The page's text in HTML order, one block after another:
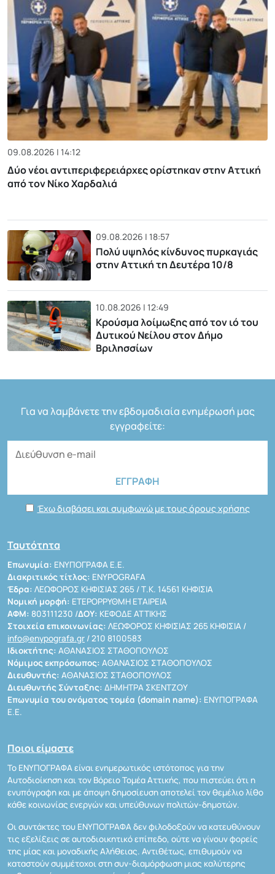
09.08.2026 | 14:12
Δύο νέοι αντιπεριφερειάρχες ορίστηκαν στην Αττική
από τον Νίκο Χαρδαλιά
09.08.2026 | 18:57
Πολύ υψηλός κίνδυνος πυρκαγιάς
στην Αττική τη Δευτέρα 10/8
10.08.2026 | 12:49
Κρούσμα λοίμωξης από τον ιό του
Δυτικού Νείλου στον Δήμο
Βριλησσίων
Για να λαμβάνετε την εβδομαδιαία ενημέρωσή μας
εγγραφείτε:
Έχω διαβάσει και συμφωνώ με τους όρους χρήσης
Ταυτότητα
Επωνυμία: ΕΝΥΠΟΓΡΑΦΑ Ε.Ε.
Διακριτικός τίτλος: ENYPOGRAFA
Έδρα: ΛΕΩΦΟΡΟΣ ΚΗΦΙΣΙΑΣ 265 / Τ.Κ. 14561 ΚΗΦΙΣΙΑ
Νομική μορφή: ΕΤΕΡΟΡΡΥΘΜΗ ΕΤΑΙΡΕΙΑ
ΑΦΜ: 803111230 /ΔΟΥ: ΚΕΦΟΔΕ ΑΤΤΙΚΗΣ
Στοιχεία επικοινωνίας: ΛΕΩΦΟΡΟΣ ΚΗΦΙΣΙΑΣ 265 ΚΗΦΙΣΙΑ /
info@enypografa.gr / 210 8100583
Ιδιοκτήτης: ΑΘΑΝΑΣΙΟΣ ΣΤΑΘΟΠΟΥΛΟΣ
Νόμιμος εκπρόσωπος: ΑΘΑΝΑΣΙΟΣ ΣΤΑΘΟΠΟΥΛΟΣ
Διευθυντής: ΑΘΑΝΑΣΙΟΣ ΣΤΑΘΟΠΟΥΛΟΣ
Διευθυντής Σύνταξης: ΔΗΜΗΤΡΑ ΣΚΕΝΤΖΟΥ
Επωνυμία του ονόματος τομέα (domain name): ΕΝΥΠΟΓΡΑΦΑ
Ε.Ε.
Ποιοι είμαστε
Το ΕΝΥΠΟΓΡΑΦΑ είναι ενημερωτικός ιστότοπος για την
Αυτοδιοίκηση και τον Βόρειο Τομέα Αττικής, που πιστεύει ότι η
ενυπόγραφη και με άποψη δημοσίευση αποτελεί τον θεμέλιο λίθο
κάθε κοινωνίας ενεργών και υπεύθυνων πολιτών-δημοτών.
Οι συντάκτες του ΕΝΥΠΟΓΡΑΦΑ δεν φιλοδοξούν να κατευθύνουν
τις εξελίξεις σε αυτοδιοικητικό επίπεδο, ούτε να γίνουν φορείς
της μίας και μοναδικής Αλήθειας. Αντιθέτως, επιθυμούν να
καταστούν συμμέτοχοι στη συν-διαμόρφωση μιας καλύτερης